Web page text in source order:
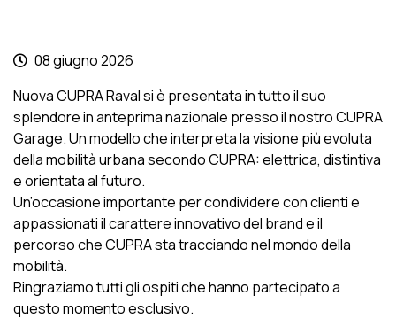
08 giugno 2026
Nuova CUPRA Raval si è presentata in tutto il suo
splendore in anteprima nazionale presso il nostro CUPRA
Garage. Un modello che interpreta la visione più evoluta
della mobilità urbana secondo CUPRA: elettrica, distintiva
e orientata al futuro.
Un’occasione importante per condividere con clienti e
appassionati il carattere innovativo del brand e il
percorso che CUPRA sta tracciando nel mondo della
mobilità.
Ringraziamo tutti gli ospiti che hanno partecipato a
questo momento esclusivo.